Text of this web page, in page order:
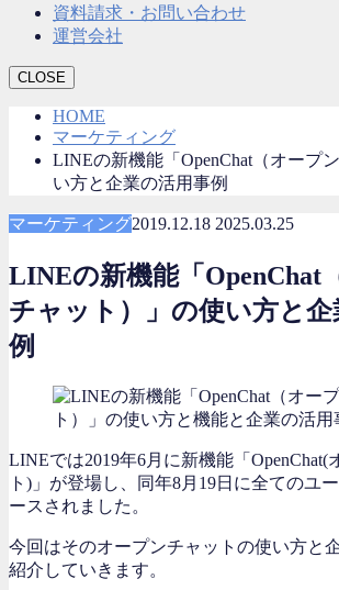
資料請求・お問い合わせ
運営会社
CLOSE
HOME
マーケティング
LINEの新機能「OpenChat（オープ
い方と企業の活用事例
マーケティング2019.12.18 2025.03.25
LINEの新機能「OpenChat
チャット）」の使い方と
例
LINEでは2019年6月に新機能「OpenChat(
ト)」が登場し、同年8月19日に全てのユ
ースされました。
今回はそのオープンチャットの使い方と
紹介していきます。